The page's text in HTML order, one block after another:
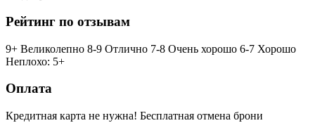
Рейтинг по отзывам
9+ Великолепно 8-9 Отлично 7-8 Очень хорошо 6-7 Хорошо
Неплохо: 5+
Оплата
Кредитная карта не нужна! Бесплатная отмена брони